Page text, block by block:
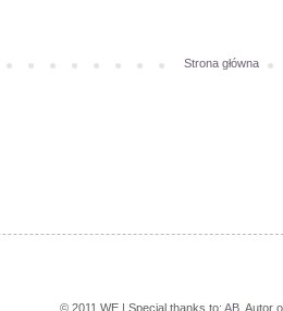
Strona główna
© 2011 WE | Special thanks to: AB. Autor